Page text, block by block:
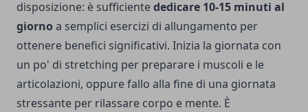
disposizione: è sufficientededicare 10-15 minuti al
giorno a semplici esercizi di allungamento per
ottenere benefici significativi. Inizia la giornata con
un po' di stretching per preparare i muscoli e le
articolazioni, oppure fallo alla fine di una giornata
stressante per rilassare corpo e mente. È